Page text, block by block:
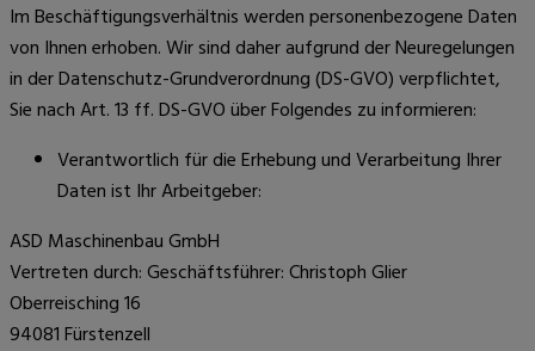
Im Beschäftigungsverhältnis werden personenbezogene Daten
von Ihnen erhoben. Wir sind daher aufgrund der Neuregelungen
in der Datenschutz-Grundverordnung (DS-GVO) verpflichtet,
Sie nach Art. 13 ff. DS-GVO über Folgendes zu informieren:
Verantwortlich für die Erhebung und Verarbeitung Ihrer
Daten ist Ihr Arbeitgeber:
ASD Maschinenbau GmbH
Vertreten durch: Geschäftsführer: Christoph Glier
Oberreisching 16
94081 Fürstenzell